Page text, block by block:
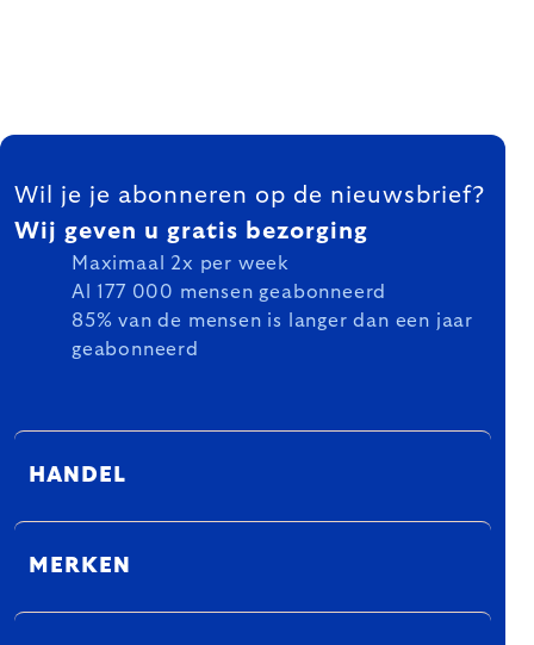
FOOTER
Wil je je abonneren op de nieuwsbrief?
Wij geven u gratis bezorging
Maximaal 2x per week
Al 177 000 mensen geabonneerd
85% van de mensen is langer dan een jaar
geabonneerd
HANDEL
MERKEN